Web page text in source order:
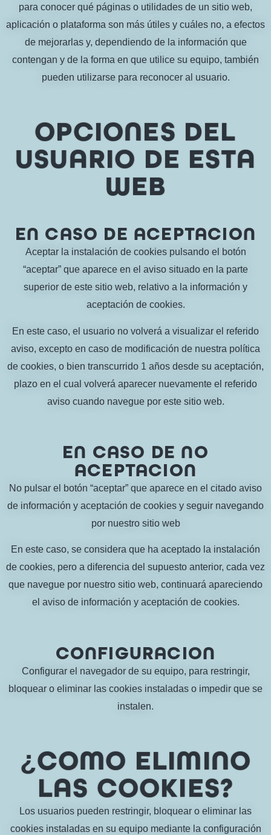
para conocer qué páginas o utilidades de un sitio web,
aplicación o plataforma son más útiles y cuáles no, a efectos
de mejorarlas y, dependiendo de la información que
contengan y de la forma en que utilice su equipo, también
pueden utilizarse para reconocer al usuario.
OPCIONES DEL
USUARIO DE ESTA
WEB
EN CASO DE ACEPTACION
Aceptar la instalación de cookies pulsando el botón
“aceptar” que aparece en el aviso situado en la parte
superior de este sitio web, relativo a la información y
aceptación de cookies.
En este caso, el usuario no volverá a visualizar el referido
aviso, excepto en caso de modificación de nuestra política
de cookies, o bien transcurrido 1 años desde su aceptación,
plazo en el cual volverá aparecer nuevamente el referido
aviso cuando navegue por este sitio web.
EN CASO DE NO
ACEPTACION
No pulsar el botón “aceptar” que aparece en el citado aviso
de información y aceptación de cookies y seguir navegando
por nuestro sitio web
En este caso, se considera que ha aceptado la instalación
de cookies, pero a diferencia del supuesto anterior, cada vez
que navegue por nuestro sitio web, continuará apareciendo
el aviso de información y aceptación de cookies.
CONFIGURACION
Configurar el navegador de su equipo, para restringir,
bloquear o eliminar las cookies instaladas o impedir que se
instalen.
¿COMO ELIMINO
LAS COOKIES?
Los usuarios pueden restringir, bloquear o eliminar las
cookies instaladas en su equipo mediante la configuración